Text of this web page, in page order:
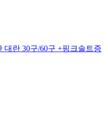
대란 30구/60구 +핑크솔트증